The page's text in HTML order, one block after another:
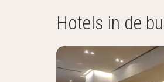
Hotels in de